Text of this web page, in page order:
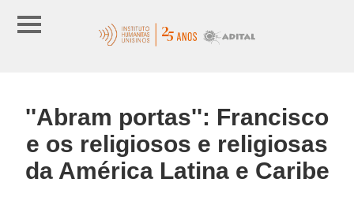
''Abram portas'': Francisco
e os religiosos e religiosas
da América Latina e Caribe